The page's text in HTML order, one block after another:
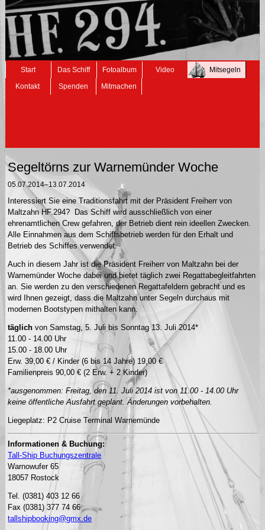
Navigation
überspringen
Start Das Schiff Fotoalbum Video
Mitsegeln
Kontakt
Spenden Mitmachen
Segeltörns zur Warnemünder Woche
05.07.2014–13.07.2014
Interessiert Sie eine Traditionsfahrt mit der Präsident Freiherr von
Maltzahn HF.294? Das Schiff wird ausschließlich von einer
ehrenamtlichen Crew gefahren, der Betrieb dient rein ideellen Zwecken.
Alle Einnahmen aus dem Schiffsbetrieb werden für den Erhalt und
Betrieb des Schiffes verwendet.
Auch in diesem Jahr ist die Präsident Freiherr von Maltzahn bei der
Warnemünder Woche dabei und bietet täglich zwei Regattabegleitfahrten
an. Sie werden zu den verschiedenen Regattafeldern gebracht und es
wird Ihnen gezeigt, dass die Maltzahn unter Segeln durchaus mit
modernen Bootstypen mithalten kann.
täglich von Samstag, 5. Juli bis Sonntag 13. Juli 2014*
11.00 - 14.00 Uhr
15.00 - 18.00 Uhr
Erw. 39,00 € / Kinder (6 bis 14 Jahre) 19,00 €
Familienpreis 90,00 € (2 Erw. + 2 Kinder)
*ausgenommen: Freitag, den 11. Juli 2014 ist von 11.00 - 14.00 Uhr
keine öffentliche Ausfahrt geplant. Änderungen vorbehalten.
Liegeplatz: P2 Cruise Terminal Warnemünde
Informationen & Buchung:
Tall-Ship Buchungszentrale
Warnowufer 65
18057 Rostock
Tel. (0381) 403 12 66
Fax (0381) 377 74 66
tallshipbooking@gmx.de